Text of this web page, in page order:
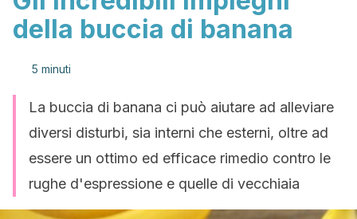
della buccia di banana
5 minuti
La buccia di banana ci può aiutare ad alleviare
diversi disturbi, sia interni che esterni, oltre ad
essere un ottimo ed efficace rimedio contro le
rughe d'espressione e quelle di vecchiaia